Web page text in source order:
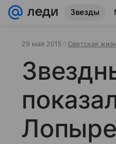
Звезды
29 мая 2015 Светская